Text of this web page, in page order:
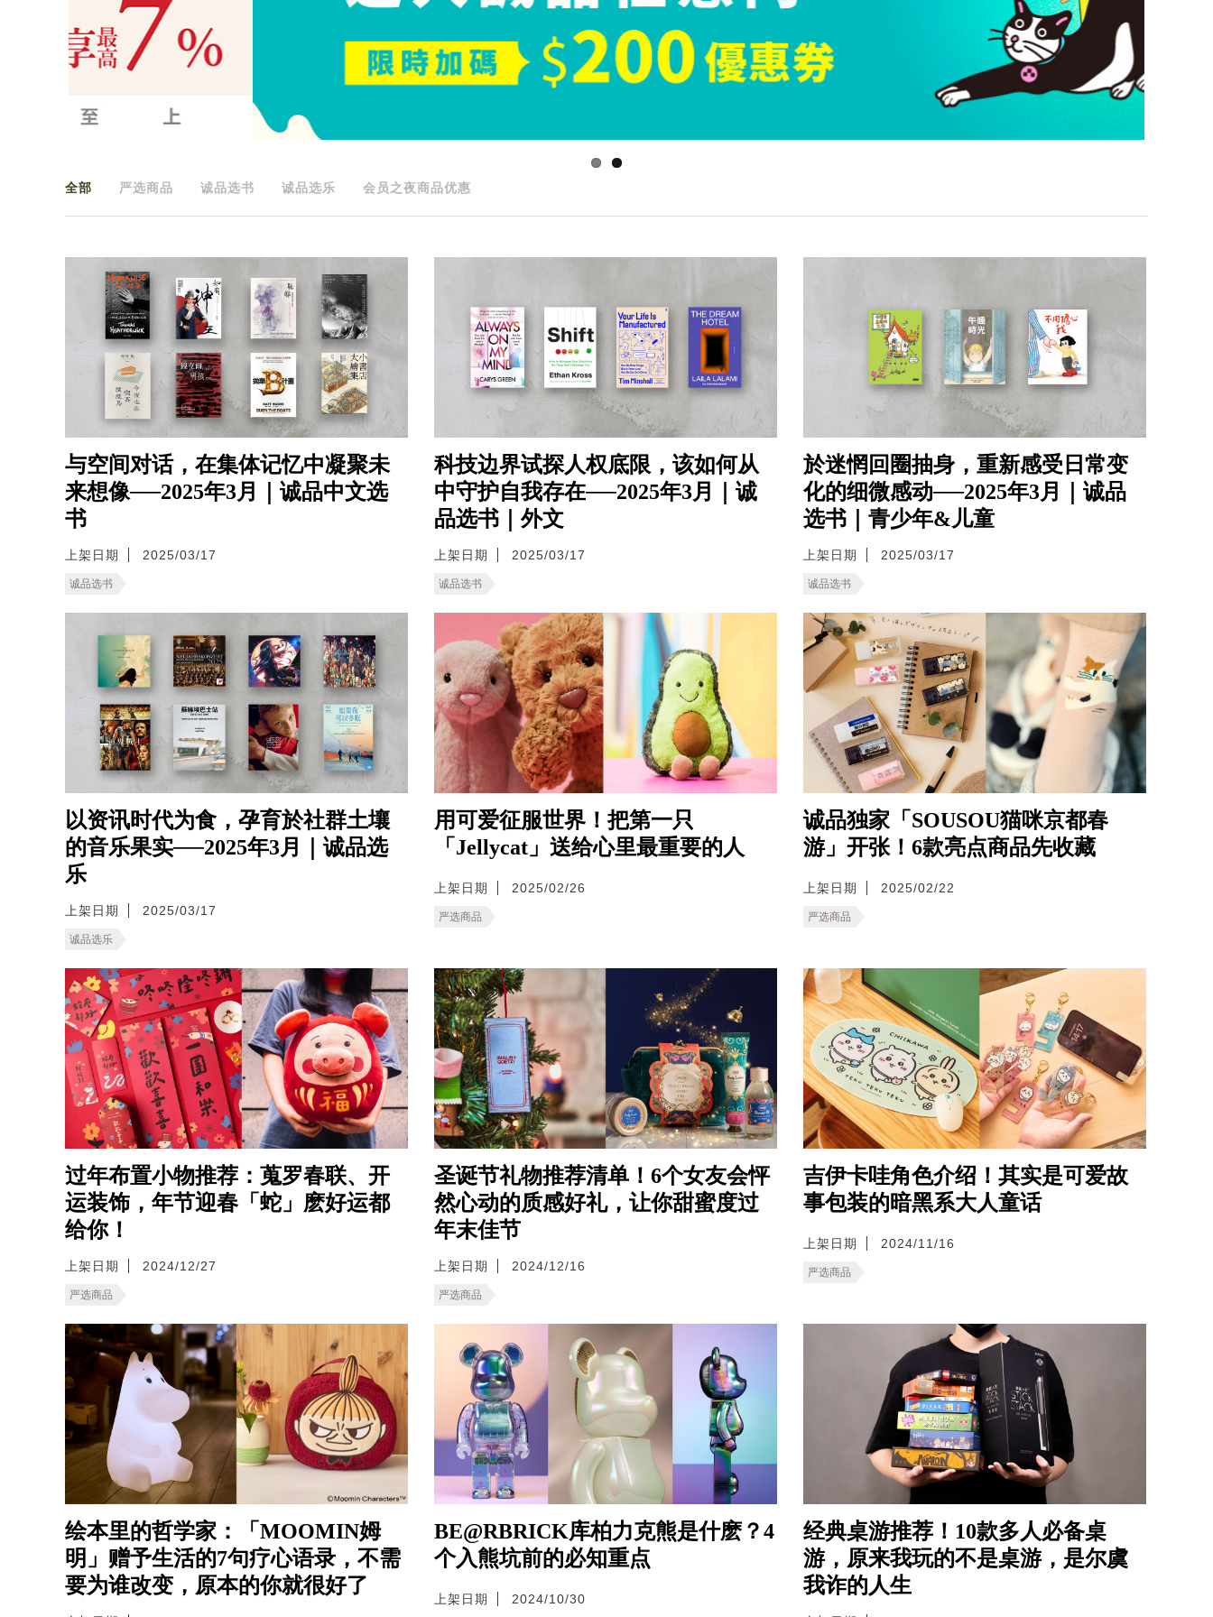
全部 严选商品 诚品选书 诚品选乐 会员之夜商品优惠
与空间对话，在集体记忆中凝聚未
来想像──2025年3月｜诚品中文选
书
上架日期 2025/03/17
诚品选书
科技边界试探人权底限，该如何从
中守护自我存在──2025年3月｜诚
品选书｜外文
上架日期 2025/03/17
诚品选书
於迷惘回圈抽身，重新感受日常变
化的细微感动──2025年3月｜诚品
选书｜青少年&儿童
上架日期 2025/03/17
诚品选书
以资讯时代为食，孕育於社群土壤
的音乐果实──2025年3月｜诚品选
乐
上架日期 2025/03/17
诚品选乐
用可爱征服世界！把第一只
「Jellycat」送给心里最重要的人
上架日期 2025/02/26
严选商品
诚品独家「SOUSOU猫咪京都春
游」开张！6款亮点商品先收藏
上架日期 2025/02/22
严选商品
过年布置小物推荐：蒐罗春联、开
运装饰，年节迎春「蛇」麽好运都
给你！
上架日期 2024/12/27
严选商品
圣诞节礼物推荐清单！6个女友会怦
然心动的质感好礼，让你甜蜜度过
年末佳节
上架日期 2024/12/16
严选商品
吉伊卡哇角色介绍！其实是可爱故
事包装的暗黑系大人童话
上架日期 2024/11/16
严选商品
绘本里的哲学家：「MOOMIN姆
明」赠予生活的7句疗心语录，不需
要为谁改变，原本的你就很好了
BE@RBRICK库柏力克熊是什麽？4
个入熊坑前的必知重点
上架日期 2024/10/30
经典桌游推荐！10款多人必备桌
游，原来我玩的不是桌游，是尔虞
我诈的人生